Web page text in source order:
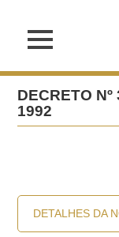
DECRETO
1992
DETALHES DA